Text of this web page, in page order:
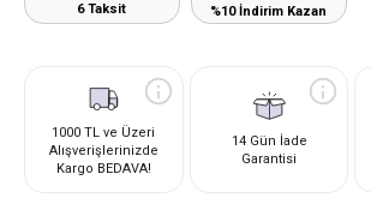
6 Taksit
%10 İndirim Kazan
1000 TL ve Üzeri
Alışverişlerinizde
Kargo BEDAVA!
14 Gün İade
Garantisi